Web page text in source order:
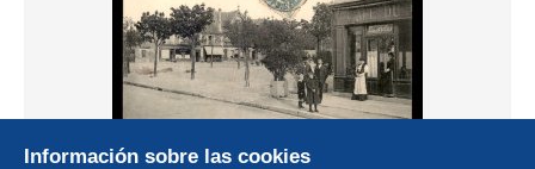
Información sobre las cookies